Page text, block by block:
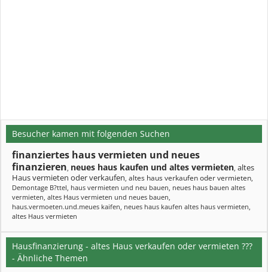
Besucher kamen mit folgenden Suchen
finanziertes haus vermieten und neues
finanzieren, neues haus kaufen und altes vermieten, altes
Haus vermieten oder verkaufen, altes haus verkaufen oder vermieten,
Demontage B?ttel, haus vermieten und neu bauen, neues haus bauen altes
vermieten, altes Haus vermieten und neues bauen,
haus.vermoeten.und.meues kaifen, neues haus kaufen altes haus vermieten,
altes Haus vermieten
Hausfinanzierung - altes Haus verkaufen oder vermieten ???
- Ähnliche Themen